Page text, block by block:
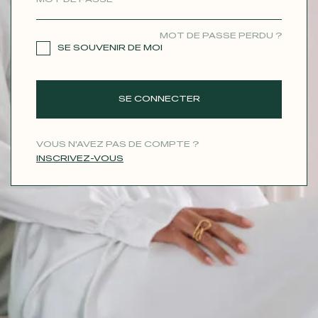
MOT DE PASSE PERDU ?
SE SOUVENIR DE MOI
SE CONNECTER
VOUS N'AVEZ PAS DE COMPTE ?
INSCRIVEZ-VOUS